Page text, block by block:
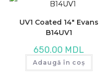
UV1 Coated 14″ Evans
B14UV1
650.00 MDL
Adaugă în coș